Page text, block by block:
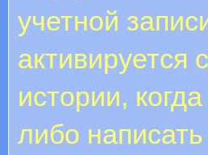
учетной
активируется
истории,
либо